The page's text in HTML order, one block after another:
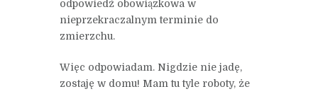
odpowiedź obowiązkowa w
nieprzekraczalnym terminie do
zmierzchu.
Więc odpowiadam. Nigdzie nie jadę,
zostaję w domu! Mam tu tyle roboty, że